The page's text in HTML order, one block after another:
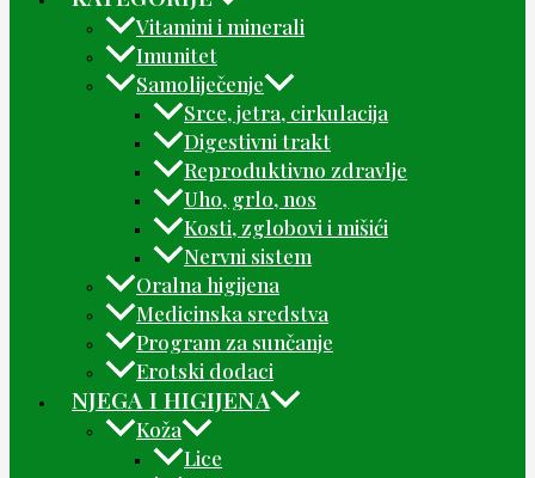
Vitamini i minerali
Imunitet
Samoliječenje
Srce, jetra, cirkulacija
Digestivni trakt
Reproduktivno zdravlje
Uho, grlo, nos
Kosti, zglobovi i mišići
Nervni sistem
Oralna higijena
Medicinska sredstva
Program za sunčanje
Erotski dodaci
NJEGA I HIGIJENA
Koža
Lice